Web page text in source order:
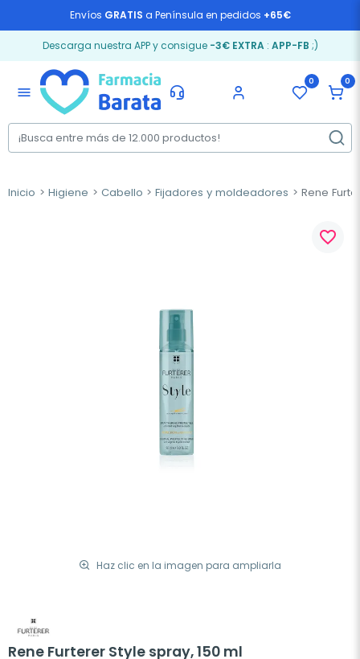
Envíos GRATIS a Península en pedidos +65€
Descarga nuestra APP y consigue -3€ EXTRA: APP-FB ;)
menu
0 0
Inicio Higiene Cabello Fijadores y moldeadores Rene
Haz clic en la imagen para ampliarla
favorite_border
Rene Furterer Style spray, 150 ml